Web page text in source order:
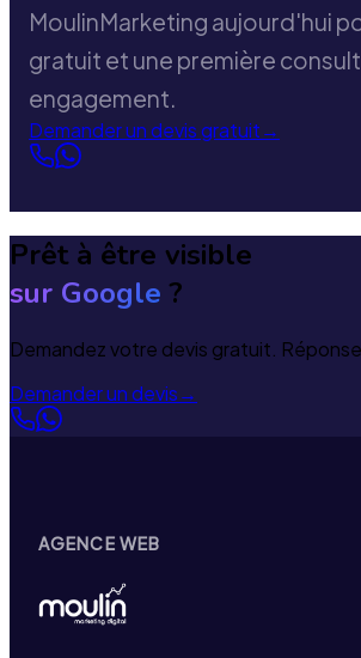
MoulinMarketing aujourd'hui
gratuit et une première
engagement.
Demander un devis gratuit→
Prêt à être visible
sur Google ?
Demandez votre devis gratuit.
Demander un devis→
AGENCE WEB